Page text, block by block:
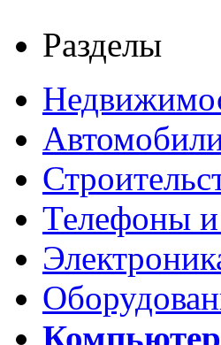
Разделы
Телефоны и